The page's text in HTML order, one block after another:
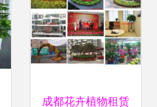
成都花卉植物租赁